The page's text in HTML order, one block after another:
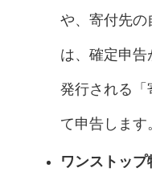
や、寄付先の
は、確定申告
発行される「
て申告します
ワンストップ